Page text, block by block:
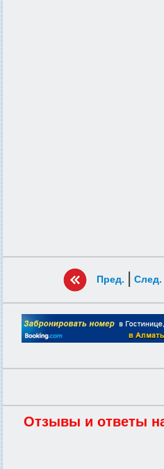
Пред. | След.
Отзывы и ответы